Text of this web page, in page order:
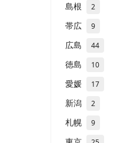
島根 2
帯広 9
広島 44
徳島 10
愛媛 17
新潟 2
札幌 9